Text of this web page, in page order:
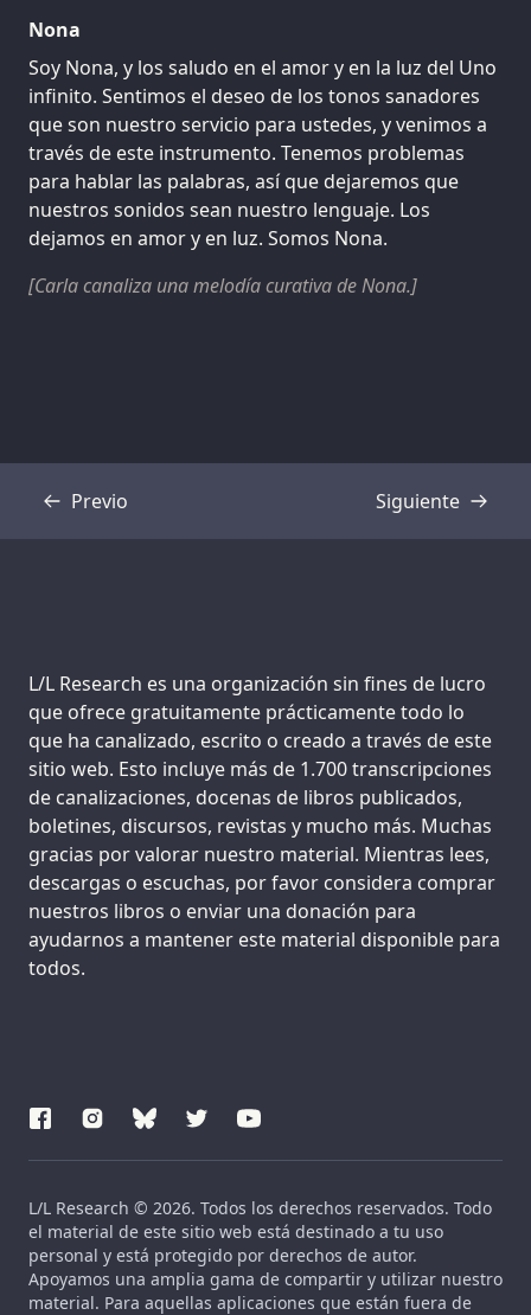
Nona
Soy Nona, y los saludo en el amor y en la luz del Uno
infinito. Sentimos el deseo de los tonos sanadores
que son nuestro servicio para ustedes, y venimos a
través de este instrumento. Tenemos problemas
para hablar las palabras, así que dejaremos que
nuestros sonidos sean nuestro lenguaje. Los
dejamos en amor y en luz. Somos Nona.
[Carla canaliza una melodía curativa de Nona.]
Previo
Transcripción Siguiente
Transcripción
Support us:
L/L Research es una organización sin fines de lucro
que ofrece gratuitamente prácticamente todo lo
que ha canalizado, escrito o creado a través de este
sitio web. Esto incluye más de 1.700 transcripciones
de canalizaciones, docenas de libros publicados,
boletines, discursos, revistas y mucho más. Muchas
gracias por valorar nuestro material. Mientras lees,
descargas o escuchas, por favor considera comprar
nuestros libros o enviar una donación para
ayudarnos a mantener este material disponible para
todos.
L/L Research © 2026. Todos los derechos reservados. Todo
el material de este sitio web está destinado a tu uso
personal y está protegido por derechos de autor.
Apoyamos una amplia gama de compartir y utilizar nuestro
material. Para aquellas aplicaciones que están fuera de